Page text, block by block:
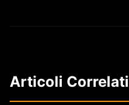
Articoli Correlati